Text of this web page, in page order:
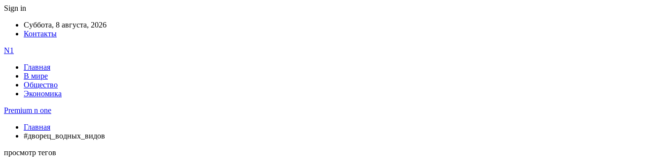
Sign in
Суббота, 8 августа, 2026
Контакты
N1
Главная
В мире
Общество
Экономика
Premium n one
Главная
#дворец_водных_видов
просмотр тегов